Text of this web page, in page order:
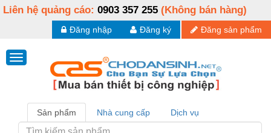
Liên hệ quảng cáo: 0903 357 255 (Không bán hàng)
Đăng sản phẩm
Đăng ký
Đăng nhập
Sản phẩm Nhà cung cấp Dịch vụ